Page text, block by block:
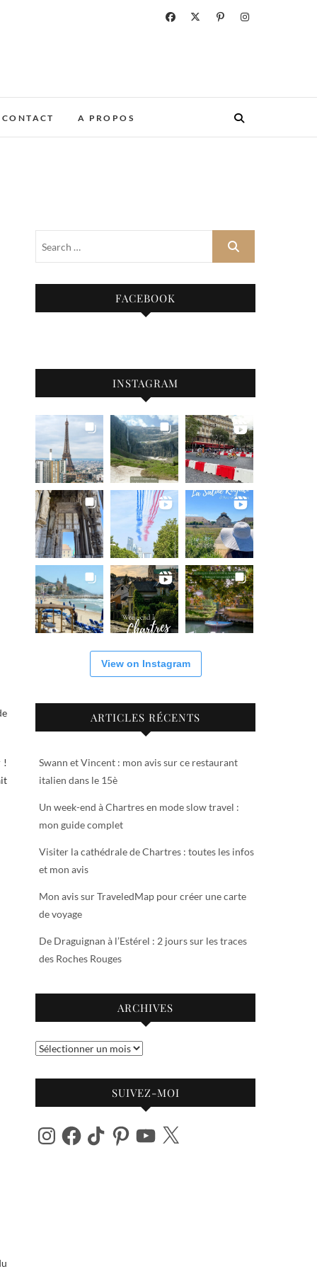
CONTACT A PROPOS
!
FACEBOOK
INSTAGRAM
View on Instagram
ARTICLES RÉCENTS
Swann et Vincent : mon avis sur ce restaurant
italien dans le 15è
Un week-end à Chartres en mode slow travel :
mon guide complet
Visiter la cathédrale de Chartres : toutes les infos
et mon avis
Mon avis sur TraveledMap pour créer une carte
de voyage
De Draguignan à l’Estérel : 2 jours sur les traces
des Roches Rouges
ARCHIVES
Archives
SUIVEZ-MOI
InstagramFacebook
TikTok PinterestYouTube
X